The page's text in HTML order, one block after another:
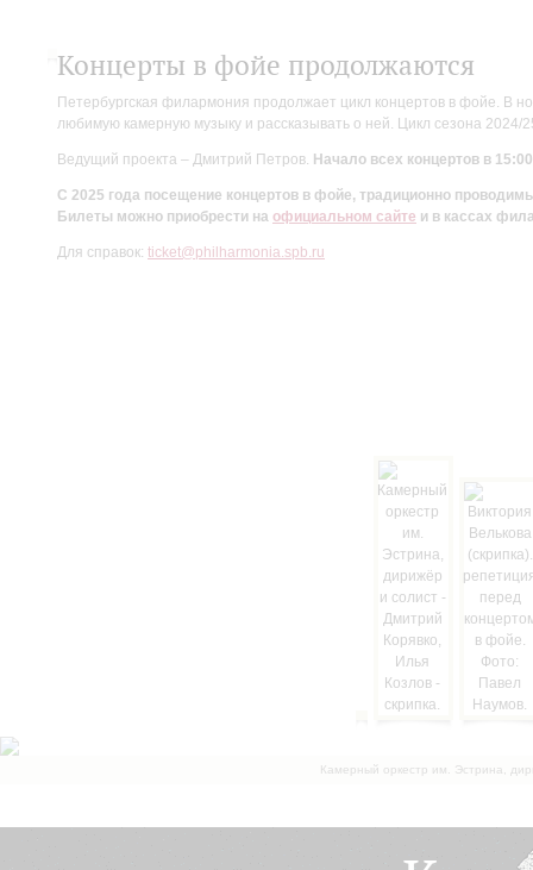
Концерты в фойе продолжаются
Петербургская филармония продолжает цикл концертов в фойе. В
любимую камерную музыку и рассказывать о ней. Цикл сезона
Ведущий проекта – Дмитрий Петров. Начало всех концертов в
С 2025 года посещение концертов в фойе, традиционно
Билеты можно приобрести на официальном сайте и в кассах
Для справок: ticket@philharmonia.spb.ru
Камерный оркестр им. Эстрина,